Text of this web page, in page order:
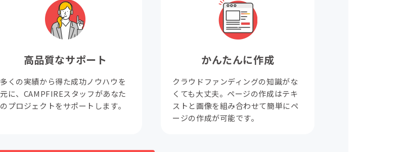
高品質なサポート
多くの実績から得た成功ノウハウを
元に、CAMPFIREスタッフがあなた
のプロジェクトをサポートします。
かんたんに作成
クラウドファンディングの知識がな
くても大丈夫。ページの作成はテキ
ストと画像を組み合わせて簡単にペ
ージの作成が可能です。